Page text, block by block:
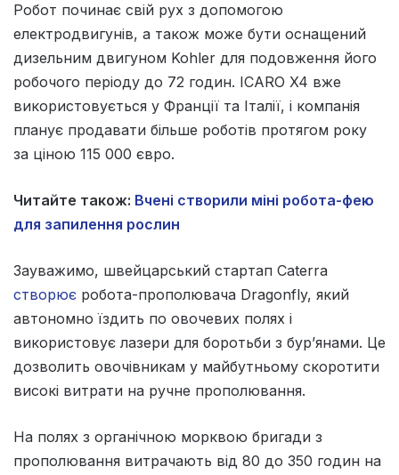
Робот починає свій рух з допомогою
електродвигунів, а також може бути оснащений
дизельним двигуном Kohler для подовження його
робочого періоду до 72 годин. ICARO X4 вже
використовується у Франції та Італії, і компанія
планує продавати більше роботів протягом року
за ціною 115 000 євро.
Читайте також: Вчені створили міні робота-фею
для запилення рослин
Зауважимо, швейцарський стартап Caterra
створює робота-прополювача Dragonfly, який
автономно їздить по овочевих полях і
використовує лазери для боротьби з бур’янами. Це
дозволить овочівникам у майбутньому скоротити
високі витрати на ручне прополювання.
На полях з органічною морквою бригади з
прополювання витрачають від 80 до 350 годин на